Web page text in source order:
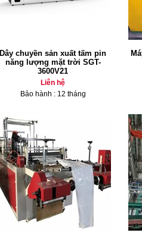
Dây chuyền sản xuất tấm pin
năng lượng mặt trời SGT-
3600V21
Liên hệ
Bảo hành : 12 tháng